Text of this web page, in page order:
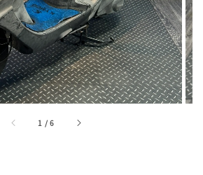
1 /6